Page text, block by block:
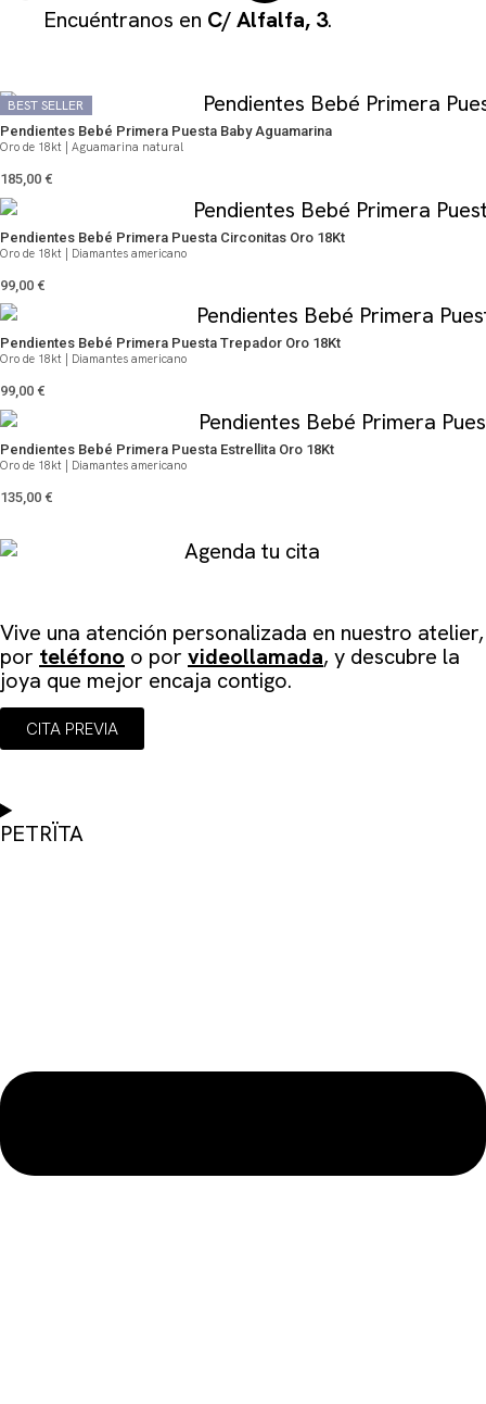
Encuéntranos en C/ Alfalfa, 3.
BEST SELLER
BEST SELLER
Pendientes Bebé Primera Puesta Baby Aguamarina
Oro de 18kt | Aguamarina natural
185,00 €
Pendientes Bebé Primera Puesta Circonitas Oro 18Kt
Oro de 18kt | Diamantes americano
99,00 €
Pendientes Bebé Primera Puesta Trepador Oro 18Kt
Oro de 18kt | Diamantes americano
99,00 €
Pendientes Bebé Primera Puesta Estrellita Oro 18Kt
Oro de 18kt | Diamantes americano
135,00 €
Vive una atención personalizada en nuestro atelier,
por teléfono o por videollamada, y descubre la
joya que mejor encaja contigo.
CITA PREVIA
PETRÏTA